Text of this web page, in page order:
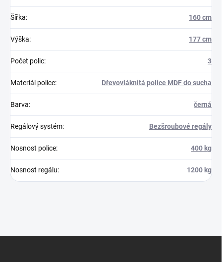
Šířka: 160 cm
Výška: 177 cm
Počet polic: 3
Materiál police: Dřevovláknitá police MDF do sucha
Barva: černá
Regálový systém: Bezšroubové regály
Nosnost police: 400 kg
Nosnost regálu: 1200 kg